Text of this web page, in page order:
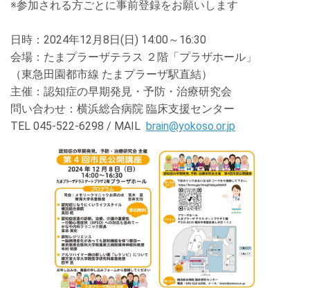
※参加される方ごとに事前登録をお願いします
日時： 2024年12 月8日(日) 14:00 ～ 16:30
会場：たまプラーザテラス ２階「プラザホール」
（東急田園都市線 たまプラーザ駅直結）
主催：認知症の早期発見・予防・治療研究会
問い合わせ：横浜総合病院 臨床支援センター
TEL 045-522-6298 / MAIL brain@yokoso.or.jp